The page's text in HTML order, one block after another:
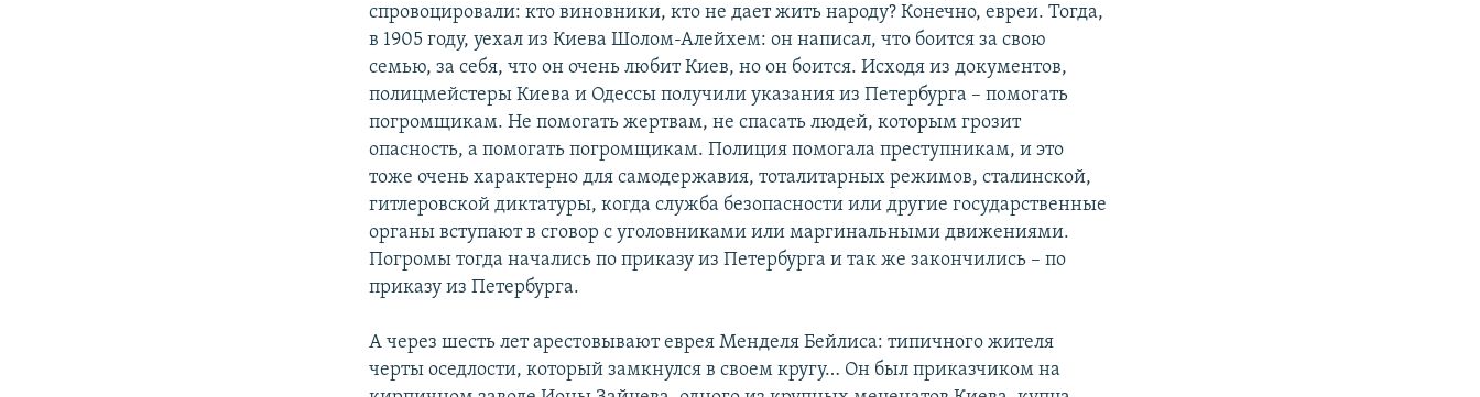
спровоцировали: кто виновники, кто не дает жить народу? Конечно, евреи. Тогда,
в 1905 году, уехал из Киева Шолом-Алейхем: он написал, что боится за свою
семью, за себя, что он очень любит Киев, но он боится. Исходя из документов,
полицмейстеры Киева и Одессы получили указания из Петербурга – помогать
погромщикам. Не помогать жертвам, не спасать людей, которым грозит
опасность, а помогать погромщикам. Полиция помогала преступникам, и это
тоже очень характерно для самодержавия, тоталитарных режимов, сталинской,
гитлеровской диктатуры, когда служба безопасности или другие государственные
органы вступают в сговор с уголовниками или маргинальными движениями.
Погромы тогда начались по приказу из Петербурга и так же закончились – по
приказу из Петербурга.
А через шесть лет арестовывают еврея Менделя Бейлиса: типичного жителя
черты оседлости, который замкнулся в своем кругу… Он был приказчиком на